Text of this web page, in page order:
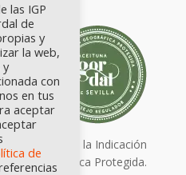
Sellos de la Indicación
Geográfica Protegida.
las IGP
de
y
la web,
y
con
en tus
aceptar
de